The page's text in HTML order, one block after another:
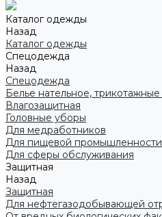
Каталог одежды
Назад
Каталог одежды
Спецодежда
Назад
Спецодежда
Белье нательное,
Влагозащитная
Головные уборы
Для медработников
Для пищевой промышленности
Для сферы обслуживания
Защитная
Назад
Защитная
Для нефтегазодобывающей